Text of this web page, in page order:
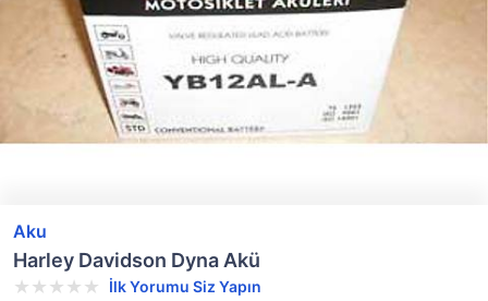
Aku
Harley Davidson Dyna Akü
İlk Yorumu Siz Yapın